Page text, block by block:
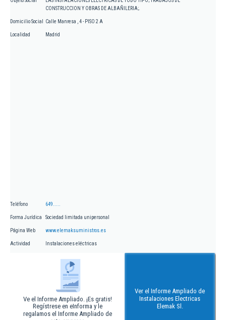
CONSTRUCCION Y OBRAS DE ALBAÑILERIA;.
Domicilio Social Calle Manresa , 4 - PISO 2 A
Localidad Madrid
Teléfono 649.....
Forma Jurídica Sociedad limitada unipersonal
Página Web www.elemaksuministros.es
Actividad Instalaciones eléctricas
Ve el Informe Ampliado. ¡Es gratis!
Regístrese en eInforma y le
regalamos el Informe Ampliado de
Ver el Informe Ampliado de
Instalaciones Electricas
Elemak Sl.